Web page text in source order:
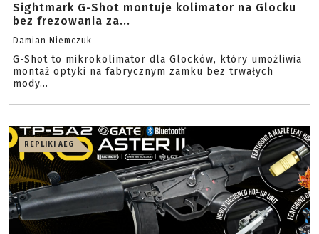
Sightmark G-Shot montuje kolimator na Glocku
bez frezowania za...
Damian Niemczuk
G-Shot to mikrokolimator dla Glocków, który umożliwia
montaż optyki na fabrycznym zamku bez trwałych
mody...
REPLIKI AEG